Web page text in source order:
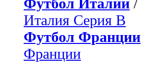
Италия Серия B
Футбол Франции
Франции